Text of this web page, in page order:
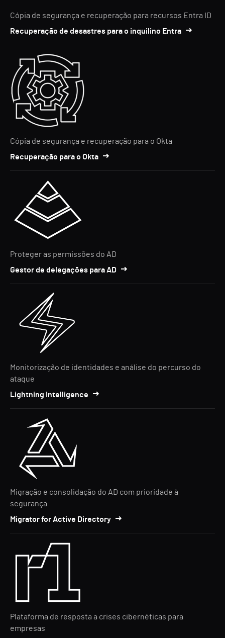
Cópia de segurança e recuperação para recursos Entra ID
Recuperação de desastres para o inquilino Entra
Cópia de segurança e recuperação para o Okta
Recuperação para o Okta
Proteger as permissões do AD
Gestor de delegações para AD
Monitorização de identidades e análise do percurso do
ataque
Lightning Intelligence
Migração e consolidação do AD com prioridade à
segurança
Migrator for Active Directory
Plataforma de resposta a crises cibernéticas para
empresas